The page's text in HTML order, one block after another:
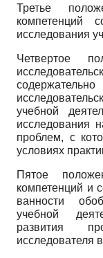
Третье
компетенций
исследования
Четвертое
учебной
исследования
проблем, с
условиях
Пятое
компетенций и
ванности
учебной
развития
исследователя